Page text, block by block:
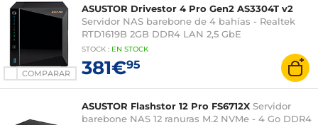
COMPARAR
ASUSTOR Drivestor 4 Pro Gen2 AS3304T v2
Servidor NAS barebone de 4 bahías - Realtek
RTD1619B 2GB DDR4 LAN 2,5 GbE
STOCK : EN STOCK
381€95
ASUSTOR Flashstor 12 Pro FS6712X Servidor
barebone NAS 12 ranuras M.2 NVMe - 4 Go DDR4